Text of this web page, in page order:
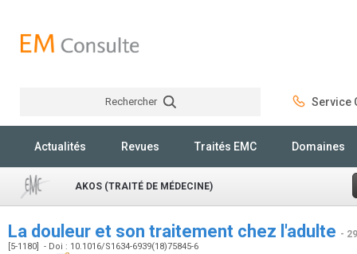
Rechercher Service
Actualités Revues Traités EMC Domaines
AKOS (TRAITÉ DE MÉDECINE)
La douleur et son traitement chez l'adulte -
[5-1180] - Doi : 10.1016/S1634-6939(18)75845-6